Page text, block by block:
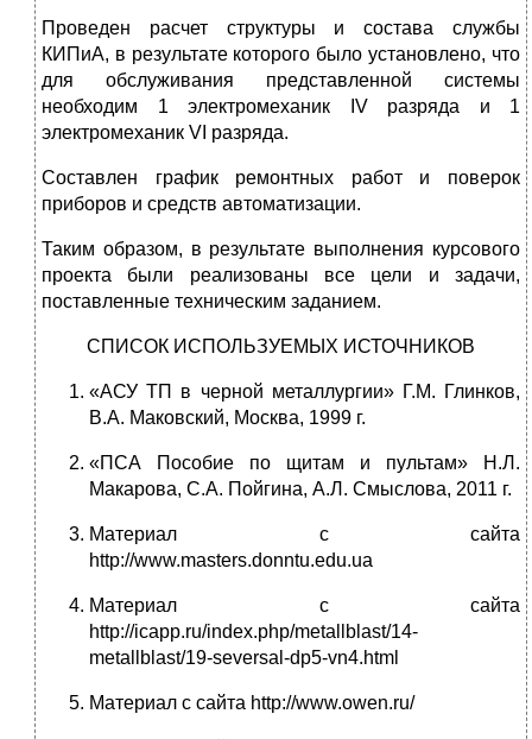
Проведен расчет структуры и состава службы
КИПиА, в результате которого было установлено, что
для обслуживания представленной системы
необходим 1 электромеханик IV разряда и 1
электромеханик VI разряда.
Составлен график ремонтных работ и поверок
приборов и средств автоматизации.
Таким образом, в результате выполнения курсового
проекта были реализованы все цели и задачи,
поставленные техническим заданием.
СПИСОК ИСПОЛЬЗУЕМЫХ ИСТОЧНИКОВ
«АСУ ТП в черной металлургии» Г.М. Глинков,
В.А. Маковский, Москва, 1999 г.
«ПСА Пособие по щитам и пультам» Н.Л.
Макарова, С.А. Пойгина, А.Л. Смыслова, 2011 г.
Материал с сайта
http://www.masters.donntu.edu.ua
Материал с сайта
http://icapp.ru/index.php/metallblast/14-
metallblast/19-seversal-dp5-vn4.html
Материал с сайта http://www.owen.ru/